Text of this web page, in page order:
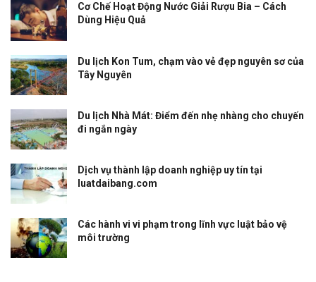
Cơ Chế Hoạt Động Nước Giải Rượu Bia – Cách
Dùng Hiệu Quả
Du lịch Kon Tum, chạm vào vẻ đẹp nguyên sơ của
Tây Nguyên
Du lịch Nhà Mát: Điểm đến nhẹ nhàng cho chuyến
đi ngắn ngày
Dịch vụ thành lập doanh nghiệp uy tín tại
luatdaibang.com
Các hành vi vi phạm trong lĩnh vực luật bảo vệ
môi trường